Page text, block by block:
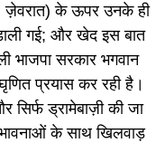
ज़ेवरात) के ऊपर उनके ही
गई; और खेद इस बात
भाजपा सरकार भगवान
प्रयास कर रही है।
सिर्फ ड्रामेबाज़ी की जा
भावनाओं के साथ खिलवाड़